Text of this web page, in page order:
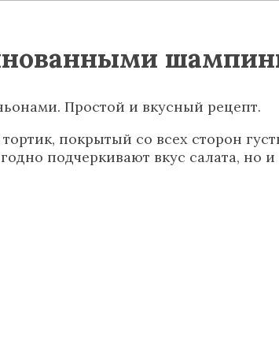
покрытый со всех сторон
подчеркивают вкус салата, но